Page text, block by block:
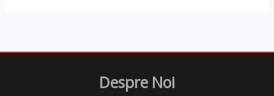
Despre Noi